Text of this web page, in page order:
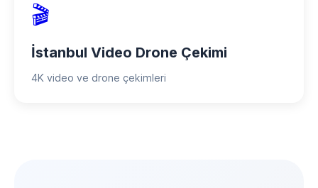
🎬
İstanbul Video Drone Çekimi
4K video ve drone çekimleri